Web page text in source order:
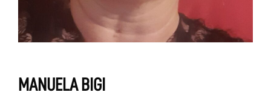
MANUELA BIGI